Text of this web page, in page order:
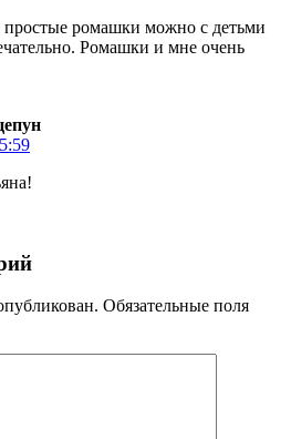
простые ромашки можно с детьми
Ромашки и мне очень
Обязательные поля